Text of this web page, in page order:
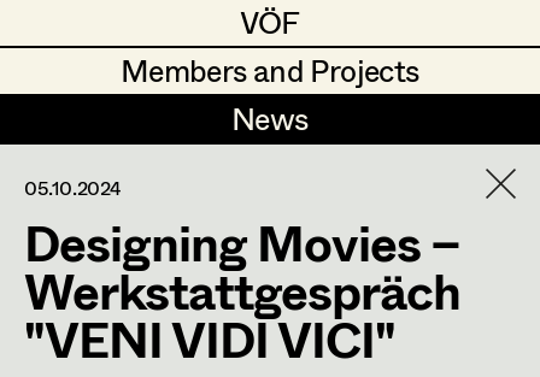
VÖF
VÖF
Members and Projects
Members and Projects
News
News
DE
Suche Log in
Preisträger*innen - Österreichischer
05.10.2024
Designing Movies –
Werkstattgespräch
"VENI VIDI VICI"